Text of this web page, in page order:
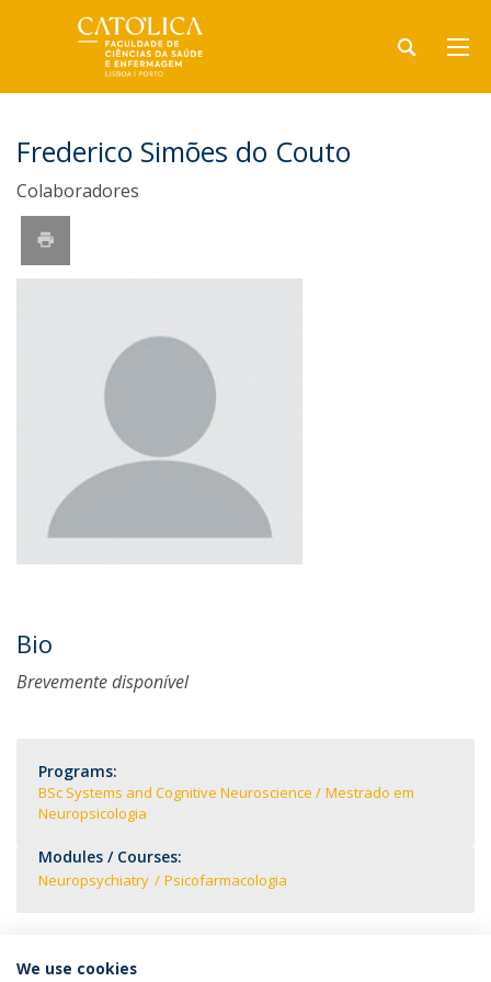
Frederico Simões do Couto
Colaboradores
Bio
Brevemente disponível
Programs:
BSc Systems and Cognitive Neuroscience
Mestrado em
Neuropsicologia
Modules / Courses:
Neuropsychiatry Psicofarmacologia
We use cookies